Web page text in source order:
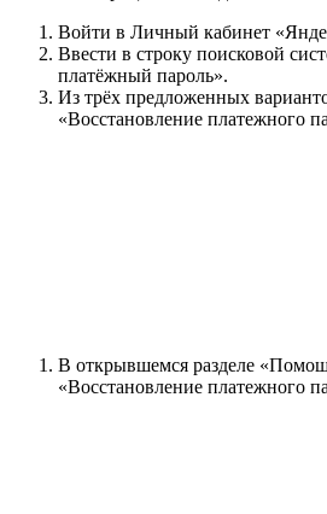
Войти в Личный кабинет
Ввести в строку поисковой
платёжный пароль».
Из трёх предложенных
«Восстановление платежного
В открывшемся разделе
«Восстановление платежного